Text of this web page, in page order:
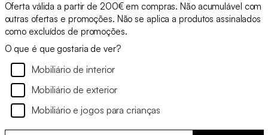
Oferta válida a partir de 200€ em compras. Não acumulável com
outras ofertas e promoções. Não se aplica a produtos assinalados
como excluídos de promoções.
O que é que gostaria de ver?
Mobiliário de interior
Mobiliário de exterior
Mobiliário e jogos para crianças